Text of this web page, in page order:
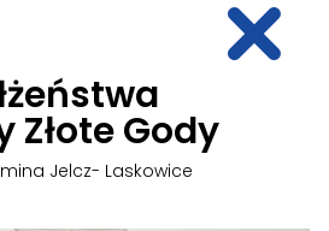
Złote Gody
Jelcz- Laskowice